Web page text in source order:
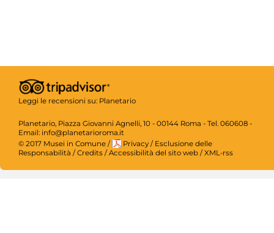
Leggi le recensioni su: Planetario
Planetario, Piazza Giovanni Agnelli, 10 - 00144 Roma - Tel. 060608 -
Email: info@planetarioroma.it
© 2017 Musei in Comune / Privacy / Esclusione delle
Responsabilità / Credits / Accessibilità del sito web / XML-rss